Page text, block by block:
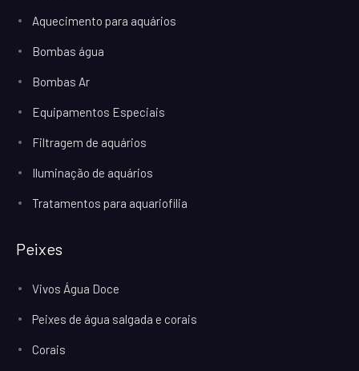
Aquecimento para aquários
Bombas água
Bombas Ar
Equipamentos Especiais
Filtragem de aquários
Iluminação de aquários
Tratamentos para aquariofilia
Peixes
Vivos Água Doce
Peixes de água salgada e corais
Corais